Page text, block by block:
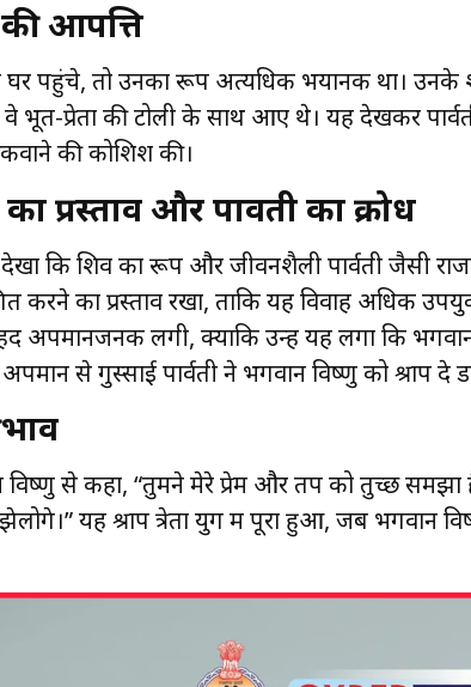
आपत्ति
घर पहुंचे, तो उनका रूप अत्यधिक भयानक था। उनके
भूत-प्रेतों की टोली के साथ आए थे। यह देखकर
की कोशिश की।
प्रस्ताव और पार्वती का क्रोध
कि शिव का रूप और जीवनशैली पार्वती जैसी
करने का प्रस्ताव रखा, ताकि यह विवाह अधिक
अपमानजनक लगी, क्योंकि उन्हें यह लगा कि
से गुस्साई पार्वती ने भगवान विष्णु को श्राप दे
विष्णु से कहा, “तुमने मेरे प्रेम और तप को तुच्छ समझा
यह श्राप त्रेता युग में पूरा हुआ, जब भगवान